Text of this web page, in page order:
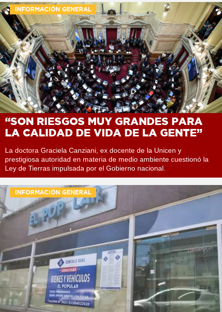
INFORMACIÓN GENERAL
“SON RIESGOS MUY GRANDES PARA
LA CALIDAD DE VIDA DE LA GENTE”
La doctora Graciela Canziani, ex docente de la Unicen y
prestigiosa autoridad en materia de medio ambiente cuestionó la
Ley de Tierras impulsada por el Gobierno nacional.
INFORMACIÓN GENERAL